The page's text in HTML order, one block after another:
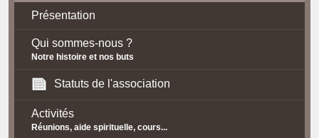
Présentation
Qui sommes-nous ?
Notre histoire et nos buts
Statuts de l'association
Activités
Réunions, aide spirituelle, cours...